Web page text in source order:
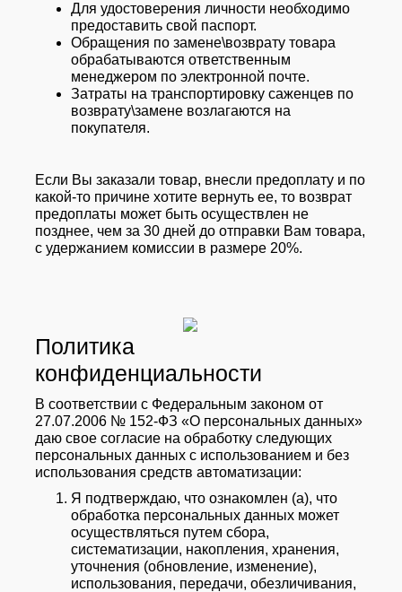
Для удостоверения личности необходимо
предоставить свой паспорт.
Обращения по замене\возврату товара
обрабатываются ответственным
менеджером по электронной почте.
Затраты на транспортировку саженцев по
возврату\замене возлагаются на
покупателя.
Если Вы заказали товар, внесли предоплату и по
какой-то причине хотите вернуть ее, то возврат
предоплаты может быть осуществлен не
позднее, чем за 30 дней до отправки Вам товара,
с удержанием комиссии в размере 20%.
Политика
конфиденциальности
В соответствии с Федеральным законом от
27.07.2006 № 152-ФЗ «О персональных данных»
даю свое согласие на обработку следующих
персональных данных с использованием и без
использования средств автоматизации:
Я подтверждаю, что ознакомлен (а), что
обработка персональных данных может
осуществляться путем сбора,
систематизации, накопления, хранения,
уточнения (обновление, изменение),
использования, передачи, обезличивания,